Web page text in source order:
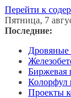
Перейти к
Пятница, 7
Последние:
Дровяные
Биржевая
Колорфул
Проекты